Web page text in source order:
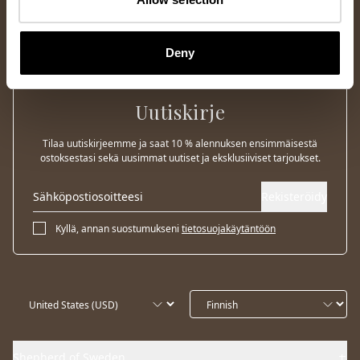
Deny
Uutiskirje
Tilaa uutiskirjeemme ja saat 10 % alennuksen ensimmäisestä
ostoksestasi sekä uusimmat uutiset ja eksklusiiviset tarjoukset.
Kyllä, annan suostumukseni tietosuojakäytäntöön